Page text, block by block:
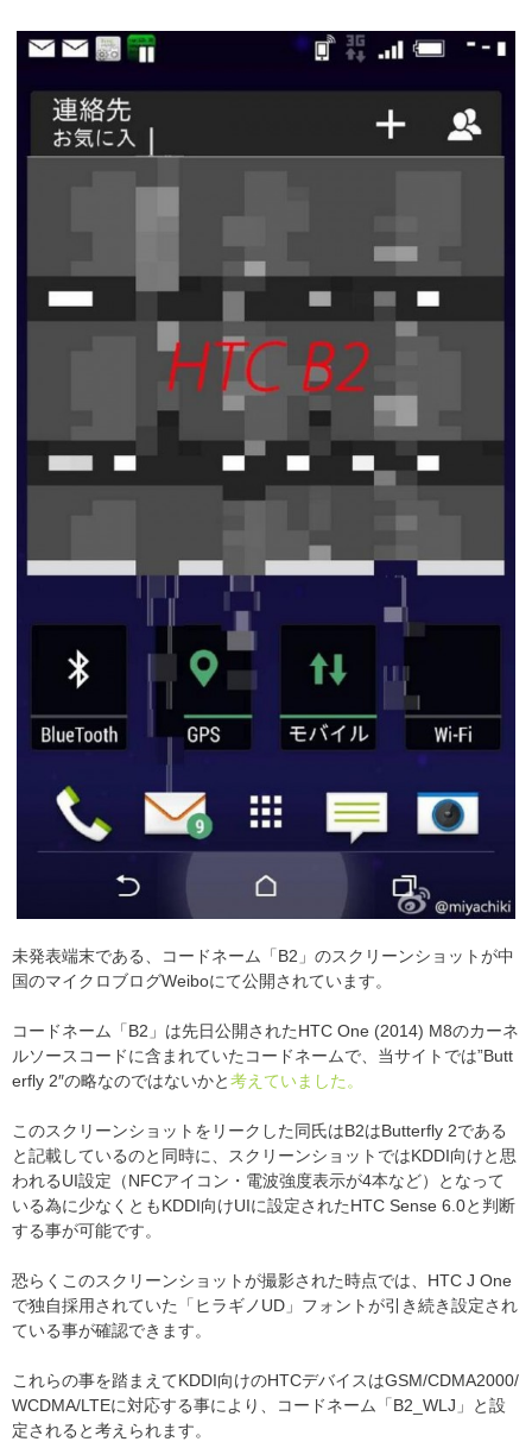
未発表端末である、コードネーム「B2」のスクリーンショットが中
国のマイクロブログWeiboにて公開されています。
コードネーム「B2」は先日公開されたHTC One (2014) M8のカーネ
ルソースコードに含まれていたコードネームで、当サイトでは”Butt
erfly 2″の略なのではないかと考えていました。
このスクリーンショットをリークした同氏はB2はButterfly 2である
と記載しているのと同時に、スクリーンショットではKDDI向けと思
われるUI設定（NFCアイコン・電波強度表示が4本など）となって
いる為に少なくともKDDI向けUIに設定されたHTC Sense 6.0と判断
する事が可能です。
恐らくこのスクリーンショットが撮影された時点では、HTC J One
で独自採用されていた「ヒラギノUD」フォントが引き続き設定され
ている事が確認できます。
これらの事を踏まえてKDDI向けのHTCデバイスはGSM/CDMA2000/
WCDMA/LTEに対応する事により、コードネーム「B2_WLJ」と設
定されると考えられます。